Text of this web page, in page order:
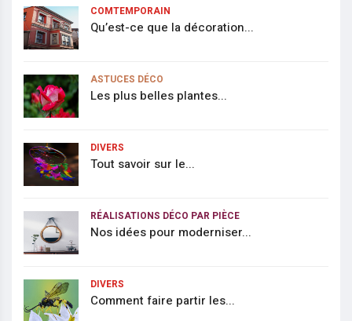
COMTEMPORAIN
Qu’est-ce que la décoration...
ASTUCES DÉCO
Les plus belles plantes...
DIVERS
Tout savoir sur le...
RÉALISATIONS DÉCO PAR PIÈCE
Nos idées pour moderniser...
DIVERS
Comment faire partir les...